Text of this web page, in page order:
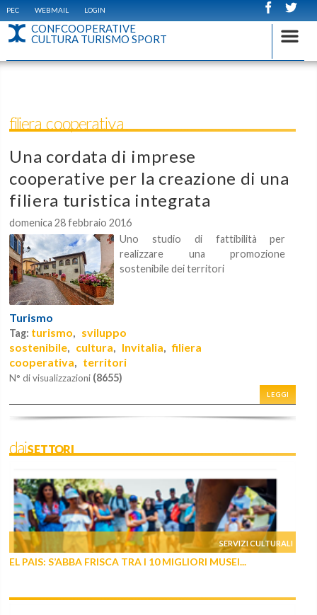
PEC WEBMAIL LOGIN
CONFCOOPERATIVE
CULTURA TURISMO SPORT
filiera cooperativa
Una cordata di imprese
cooperative per la creazione di una
filiera turistica integrata
domenica 28 febbraio 2016
Uno studio di fattibilità per
realizzare una promozione
sostenibile dei territori
Turismo
Tag: turismo, sviluppo
sostenibile, cultura, Invitalia,filiera
cooperativa, territori
N° di visualizzazioni (8655)
LEGGI
daiSETTORI
SERVIZI CULTURALI
EL PAIS: S’ABBA FRISCA TRA I 10 MIGLIORI MUSEI...